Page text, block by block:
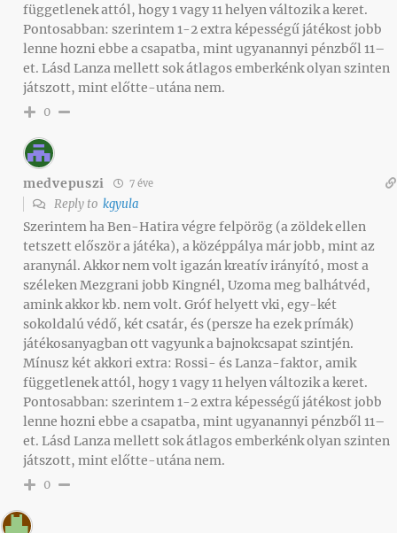
függetlenek attól, hogy 1 vagy 11 helyen változik a keret.
Pontosabban: szerintem 1-2 extra képességű játékost jobb
lenne hozni ebbe a csapatba, mint ugyanannyi pénzből 11–
et. Lásd Lanza mellett sok átlagos emberkénk olyan szinten
játszott, mint előtte-utána nem.
0
medvepuszi 7 éve
Reply to kgyula
Szerintem ha Ben-Hatira végre felpörög (a zöldek ellen
tetszett először a játéka), a középpálya már jobb, mint az
aranynál. Akkor nem volt igazán kreatív irányító, most a
széleken Mezgrani jobb Kingnél, Uzoma meg balhátvéd,
amink akkor kb. nem volt. Gróf helyett vki, egy-két
sokoldalú védő, két csatár, és (persze ha ezek prímák)
játékosanyagban ott vagyunk a bajnokcsapat szintjén.
Mínusz két akkori extra: Rossi- és Lanza-faktor, amik
függetlenek attól, hogy 1 vagy 11 helyen változik a keret.
Pontosabban: szerintem 1-2 extra képességű játékost jobb
lenne hozni ebbe a csapatba, mint ugyanannyi pénzből 11–
et. Lásd Lanza mellett sok átlagos emberkénk olyan szinten
játszott, mint előtte-utána nem.
0